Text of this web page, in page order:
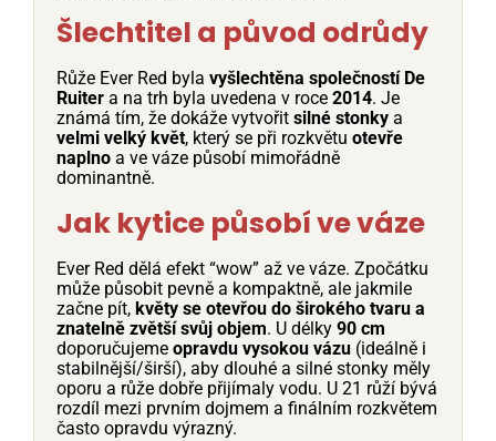
Šlechtitel a původ odrůdy
Růže Ever Red byla vyšlechtěna společností De
Ruiter a na trh byla uvedena v roce 2014. Je
známá tím, že dokáže vytvořit silné stonky a
velmi velký květ, který se při rozkvětu otevře
naplno a ve váze působí mimořádně
dominantně.
Jak kytice působí ve váze
Ever Red dělá efekt “wow” až ve váze. Zpočátku
může působit pevně a kompaktně, ale jakmile
začne pít, květy se otevřou do širokého tvaru a
znatelně zvětší svůj objem. U délky 90 cm
doporučujeme opravdu vysokou vázu (ideálně i
stabilnější/širší), aby dlouhé a silné stonky měly
oporu a růže dobře přijímaly vodu. U 21 růží bývá
rozdíl mezi prvním dojmem a finálním rozkvětem
často opravdu výrazný.